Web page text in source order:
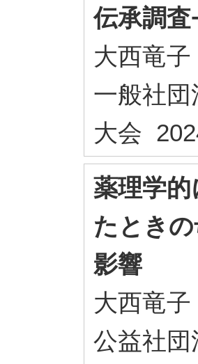
伝承調
大西竜
一般社
大会
薬理学
たとき
影響
大西竜子
公益社